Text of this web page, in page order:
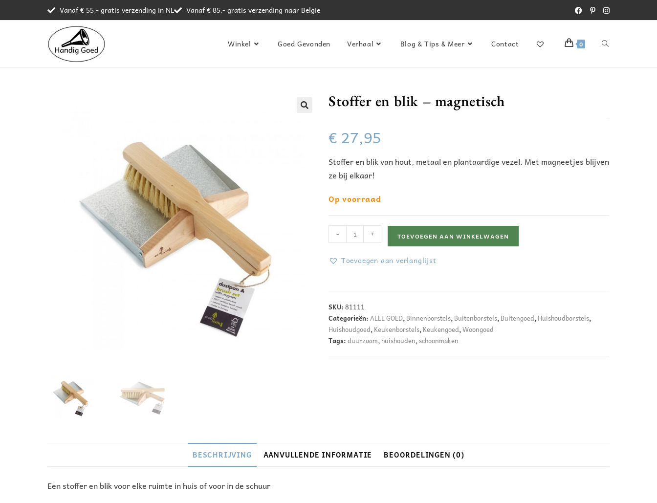
Vanaf € 55,- gratis verzending in NL Vanaf € 85,- gratis verzending naar Belgie
Winkel Goed Gevonden Verhaal Blog & Tips & Meer Contact 0
Stoffer en blik – magnetisch
€ 27,95
Stoffer en blik van hout, metaal en plantaardige vezel. Met magneetjes blijven
ze bij elkaar!
Op voorraad
- + TOEVOEGEN AAN WINKELWAGEN
Toevoegen aan verlanglijst
l
t
e
r
SKU:81111
Categorieën:ALLE GOED,Binnenborstels,Buitenborstels,Buitengoed,Huishoudborstels,
Huishoudgoed,Keukenborstels,Keukengoed,Woongoed
Tags:duurzaam,huishouden,schoonmaken
BESCHRIJVING AANVULLENDE INFORMATIE BEOORDELINGEN (0)
Een stoffer en blik voor elke ruimte in huis of voor in de schuur